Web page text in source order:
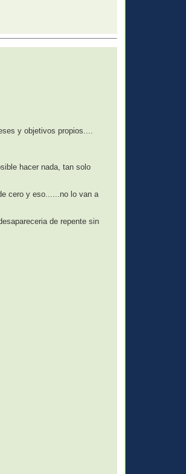
y objetivos propios....
hacer nada, tan solo
cero y eso......no lo van a
de repente sin